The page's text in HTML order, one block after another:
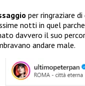
per ringraziare
notti in quel
davvero il suo
andare male.